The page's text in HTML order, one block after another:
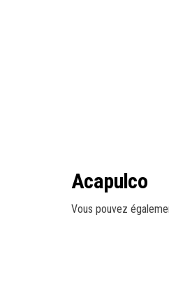
Acapulco
Vous pouvez